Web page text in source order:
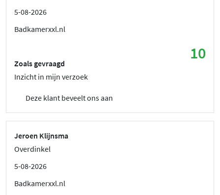
5-08-2026
Badkamerxxl.nl
10
Zoals gevraagd
Inzicht in mijn verzoek
Deze klant beveelt ons aan
Jeroen Klijnsma
Overdinkel
5-08-2026
Badkamerxxl.nl